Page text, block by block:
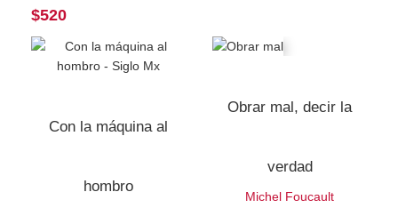
$520
Con la máquina al
hombro
Obrar mal, decir la
verdad
Michel Foucault